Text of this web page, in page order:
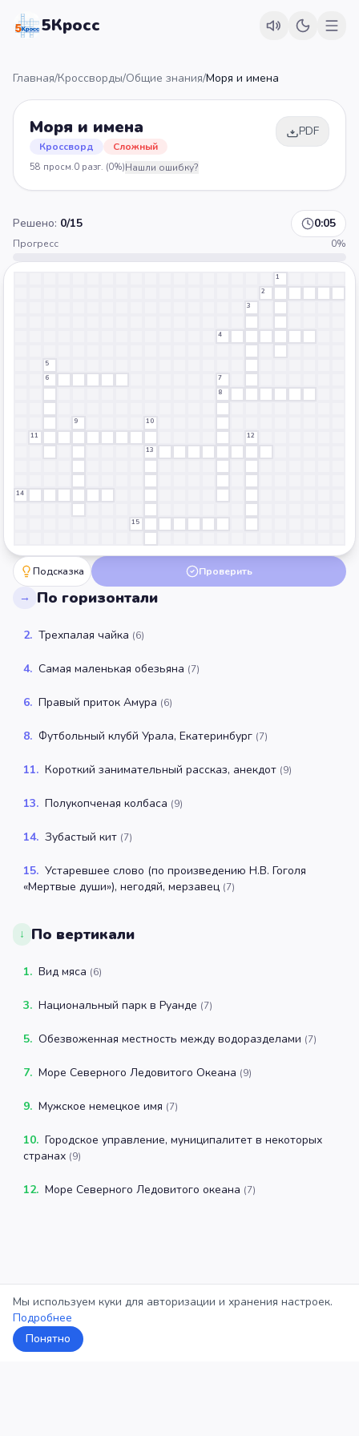
5Кросс
Главная/Кроссворды/Общие знания/Моря и имена
Моря и имена
Кроссворд Сложный
PDF
58 просм.0 разг. (0%)Нашли ошибку?
Решено: 0/15 0:06
Прогресс 0%
1
2
3
4
5
6
7
8
9
10
11
12
13
14
15
Подсказка Проверить
→ По горизонтали
2. Трехпалая чайка (6)
4. Самая маленькая обезьяна (7)
6. Правый приток Амура (6)
8. Футбольный клубй Урала, Екатеринбург (7)
11. Короткий занимательный рассказ, анекдот (9)
13. Полукопченая колбаса (9)
14. Зубастый кит (7)
15. Устаревшее слово (по произведению Н.В. Гоголя
«Мертвые души»), негодяй, мерзавец (7)
↓ По вертикали
1. Вид мяса (6)
3. Национальный парк в Руанде (7)
5. Обезвоженная местность между водоразделами (7)
7. Море Северного Ледовитого Океана (9)
9. Мужское немецкое имя (7)
10. Городское управление, муниципалитет в некоторых
странах (9)
12. Море Северного Ледовитого океана (7)
Мы используем куки для авторизации и хранения настроек.
Подробнее
Понятно